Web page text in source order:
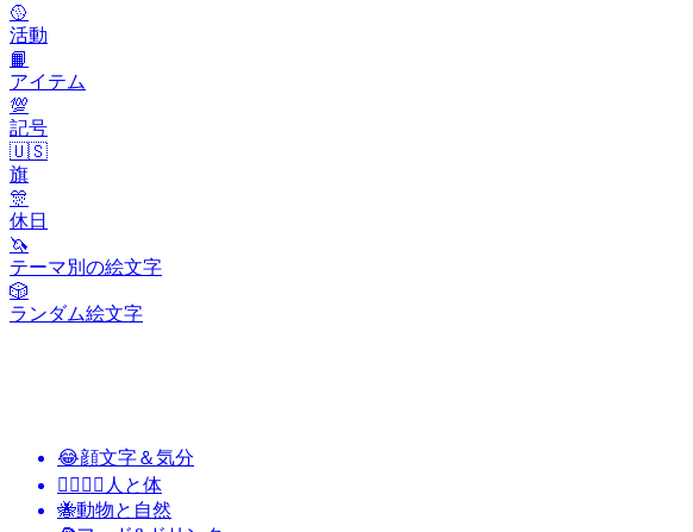
🥎
活動
📙
アイテム
💯
記号
🇺🇸
旗
🎊
休日
🦄
テーマ別の絵文字
🎲
ランダム絵文字
😂顔文字＆気分
👩‍❤️‍💋‍👨 人と体
🐝動物と自然